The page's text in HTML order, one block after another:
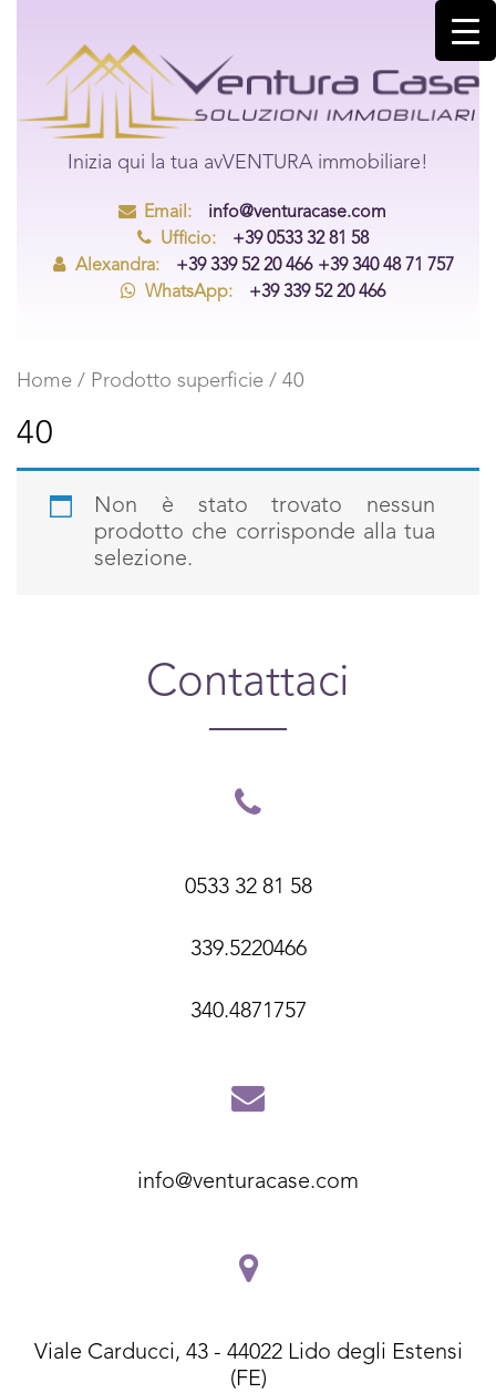
Inizia qui la tua avVENTURA immobiliare!
Email:
info@venturacase.com
Ufficio:
+39 0533 32 81 58
Alexandra:
+39 339 52 20 466 +39 340 48 71 757
WhatsApp:
+39 339 52 20 466
Home / Prodotto superficie / 40
40
Non è stato trovato nessun
prodotto che corrisponde alla tua
selezione.
Contattaci
0533 32 81 58
339.5220466
340.4871757
info@venturacase.com
Viale Carducci, 43 - 44022 Lido degli Estensi
(FE)